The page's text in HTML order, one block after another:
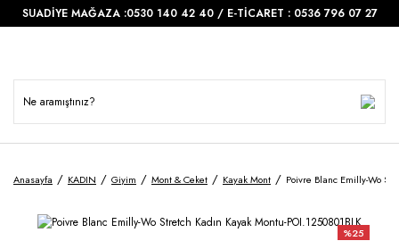
SUADİYE MAĞAZA :0530 140 42 40 / E-TİCARET : 0536 796 07 27
Anasayfa KADIN Giyim Mont & Ceket Kayak Mont Poivre Blanc Emilly-Wo
%25